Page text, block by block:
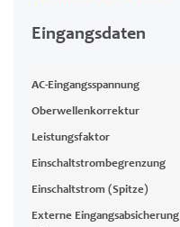
Eingangsdaten
AC-Eingangsspannung
Oberwellenkorrektur
Leistungsfaktor
Einschaltstrombegrenzung
Einschaltstrom (Spitze)
Externe Eingangsabsicherung